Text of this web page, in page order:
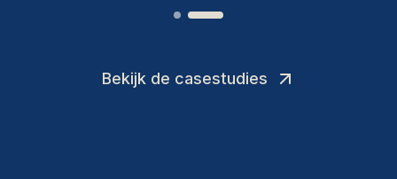
Bekijk de casestudies